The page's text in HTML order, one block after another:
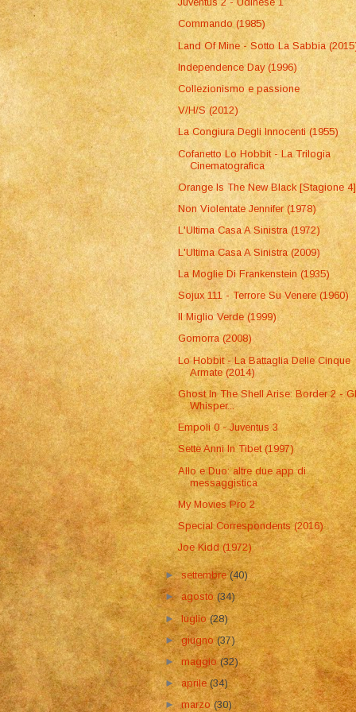
Commando (1985)
Land Of Mine - Sotto La Sabbia
Independence Day (1996)
Collezionismo e passione
V/H/S (2012)
La Congiura Degli Innocenti (1955)
Cofanetto Lo Hobbit - La Trilogia
Cinematografica
Orange Is The New Black [Stagione 4]
Non Violentate Jennifer (1978)
L'Ultima Casa A Sinistra (1972)
L'Ultima Casa A Sinistra (2009)
La Moglie Di Frankenstein (1935)
Sojux 111 - Terrore Su Venere (1960)
Il Miglio Verde (1999)
Gomorra (2008)
Lo Hobbit - La Battaglia Delle Cinque
Armate (2014)
Ghost In The Shell Arise: Border 2 -
Whisper...
Empoli 0 - Juventus 3
Sette Anni In Tibet (1997)
Allo e Duo: altre due app di
messaggistica
My Movies Pro 2
Special Correspondents (2016)
Joe Kidd (1972)
►settembre(40)
►agosto(34)
►luglio(28)
►giugno(37)
►maggio(32)
►aprile(34)
►marzo(30)